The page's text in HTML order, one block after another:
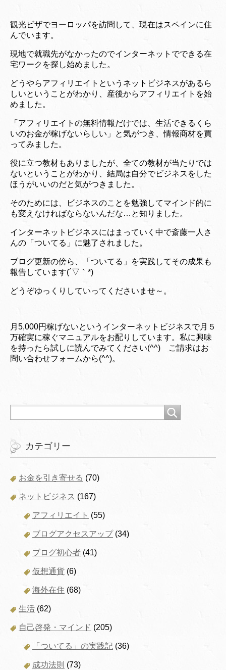
観光ビザでヨーロッパを訪問して、現在はスペインに住
んでいます。
現地で就職先がなかったのでインターネットでできる在
宅ワークを探し始めました。
どうやらアフィリエイトというネットビジネスがあるら
しいということがわかり、産後からアフィリエイトを始
めました。
「アフィリエイトの無料情報だけでは、生活できるくら
いのお金が稼げないらしい」と気がつき、情報商材を買
ってみました。
役に立つ教材もありましたが、全ての教材が当たりでは
ないということがわかり、結局は自分でビジネスをした
ほうがいいのだと気がつきました。
そのためには、ビジネスのことを勉強してマインド的に
も変えなければならないんだな…と知りました。
インターネットビジネスにはまっていく中で斎藤一人さ
んの「ついてる」に魅了されました。
ブログ更新の傍ら、「ついてる」を実践してその成果も
報告しています(´▽｀*)
どうぞゆっくりしていってくださいませ～。
月5,000円稼げないというインターネットビジネスで月５
万確実に稼ぐマニュアルをお配りしています。私に興味
を持ったら試しに読んでみてください(^^) ご請求はお
問い合わせフォームから(^^)。
カテゴリー
お金を引き寄せる (70)
ネットビジネス (167)
アフィリエイト (55)
ブログアクセスアップ(34)
ブログ初心者 (41)
仮想通貨 (6)
海外在住 (68)
生活 (62)
自己啓発・マインド (205)
「ついてる」の実践記 (36)
成功法則 (73)